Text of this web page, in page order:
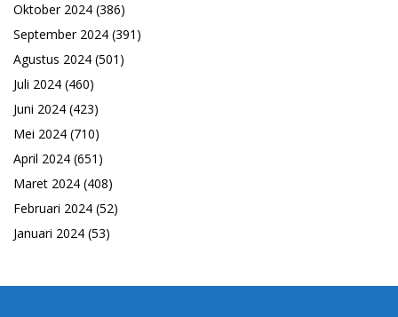
Oktober 2024 (386)
September 2024 (391)
Agustus 2024 (501)
Juli 2024 (460)
Juni 2024 (423)
Mei 2024 (710)
April 2024 (651)
Maret 2024 (408)
Februari 2024 (52)
Januari 2024 (53)